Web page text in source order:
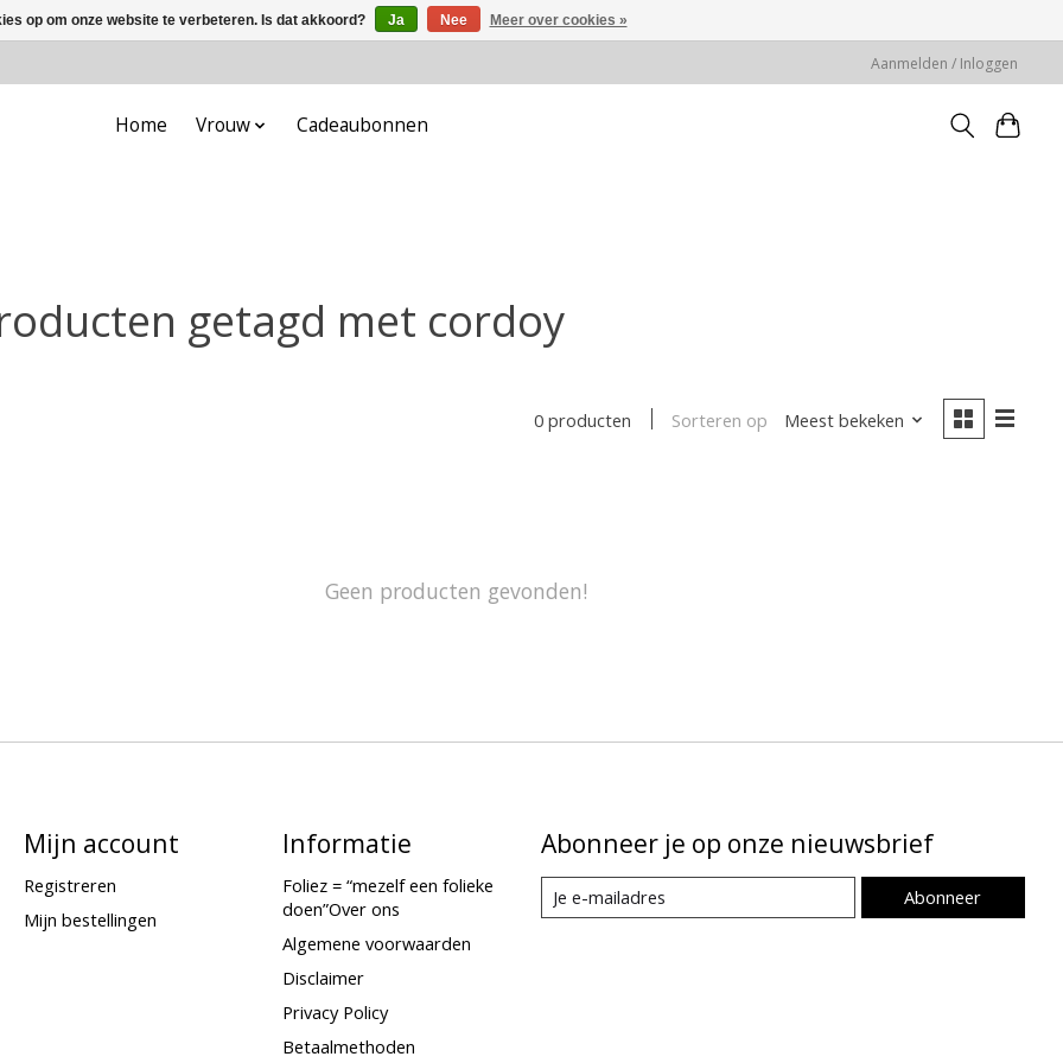
Aanmelden / Inloggen
Home Vrouw Cadeaubonnen
getagd met cordoy
0 producten Sorteren op Meest bekeken
Geen producten gevonden!
Mijn account
Registreren
Mijn bestellingen
Informatie
Foliez = “mezelf een folieke
doen”Over ons
Algemene voorwaarden
Disclaimer
Privacy Policy
Betaalmethoden
Abonneer je op onze nieuwsbrief
Abonneer
op om onze website te verbeteren. Is dat akkoord? Ja Nee Meer over cookies »